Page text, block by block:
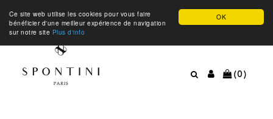
OK
Ce site web utilise les cookies pour vous faire
bénéficier d'une meilleur expérience de navigation
sur notre site Plus d'info
(0)